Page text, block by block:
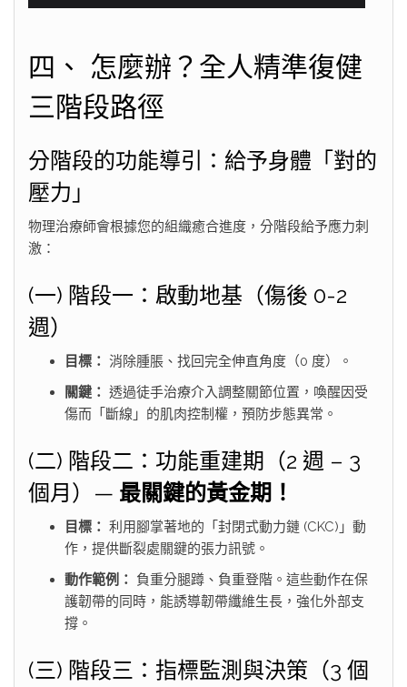
四、 怎麼辦？全人精準復健
三階段路徑
分階段的功能導引：給予身體「對的
壓力」
物理治療師會根據您的組織癒合進度，分階段給予應力刺
激：
(一) 階段一：啟動地基（傷後 0-2
週）
目標： 消除腫脹、找回完全伸直角度（0 度）。
關鍵： 透過徒手治療介入調整關節位置，喚醒因受
傷而「斷線」的肌肉控制權，預防步態異常。
(二) 階段二：功能重建期（2 週 – 3
個月）— 最關鍵的黃金期！
目標： 利用腳掌著地的「封閉式動力鏈 (CKC)」動
作，提供斷裂處關鍵的張力訊號。
動作範例： 負重分腿蹲、負重登階。這些動作在保
護韌帶的同時，能誘導韌帶纖維生長，強化外部支
撐。
(三) 階段三：指標監測與決策（3 個